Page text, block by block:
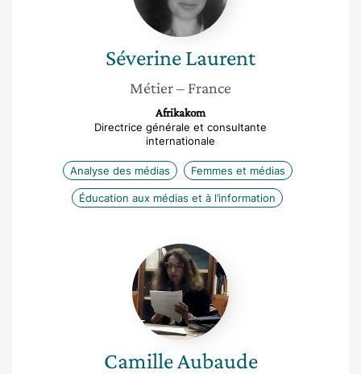
SéverineLaurent
Métier– France
Afrikakom
Directrice générale et consultante
internationale
Analyse des médias Femmes et médias
Éducation aux médias et à l’information
Camille
Aubaude
CamilleAubaude